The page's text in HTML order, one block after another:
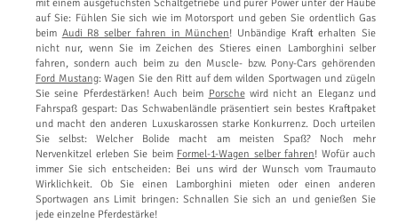
mit einem ausgefuchsten Schaltgetriebe und purer Power unter der Haube
auf Sie: Fühlen Sie sich wie im Motorsport und geben Sie ordentlich Gas
beim Audi R8 selber fahren in München! Unbändige Kraft erhalten Sie
nicht nur, wenn Sie im Zeichen des Stieres einen Lamborghini selber
fahren, sondern auch beim zu den Muscle- bzw. Pony-Cars gehörenden
Ford Mustang: Wagen Sie den Ritt auf dem wilden Sportwagen und zügeln
Sie seine Pferdestärken! Auch beim Porschewird nicht an Eleganz und
Fahrspaß gespart: Das Schwabenländle präsentiert sein bestes Kraftpaket
und macht den anderen Luxuskarossen starke Konkurrenz. Doch urteilen
Sie selbst: Welcher Bolide macht am meisten Spaß? Noch mehr
Nervenkitzel erleben Sie beim Formel-1-Wagen selber fahren! Wofür auch
immer Sie sich entscheiden: Bei uns wird der Wunsch vom Traumauto
Wirklichkeit. Ob Sie einen Lamborghini mieten oder einen anderen
Sportwagen ans Limit bringen: Schnallen Sie sich an und genießen Sie
jede einzelne Pferdestärke!